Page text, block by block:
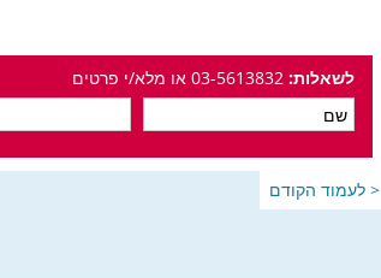
לשאלות: 03-5613832 או מלא/י פרטים
< לעמוד הקודם